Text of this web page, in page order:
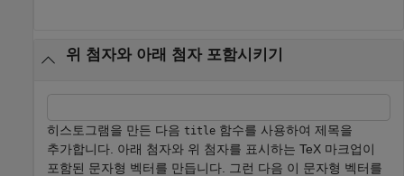
위 첨자와 아래 첨자 포함시키기
히스토그램을 만든 다음 title 함수를 사용하여 제목을
추가합니다. 아래 첨자와 위 첨자를 표시하는 TeX 마크업이
포함된 문자형 벡터를 만듭니다. 그런 다음 이 문자형 벡터를